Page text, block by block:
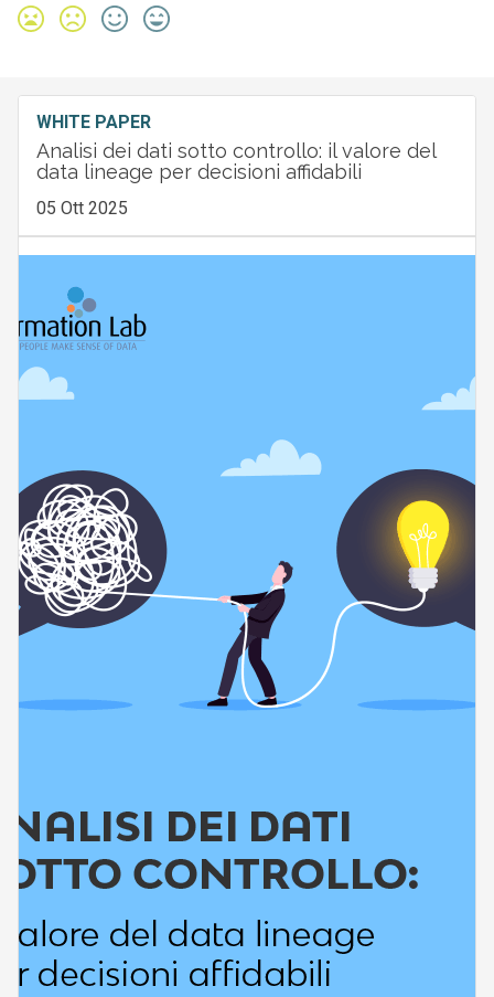
WHITE PAPER
Analisi dei dati sotto controllo: il valore del
data lineage per decisioni affidabili
05 Ott 2025